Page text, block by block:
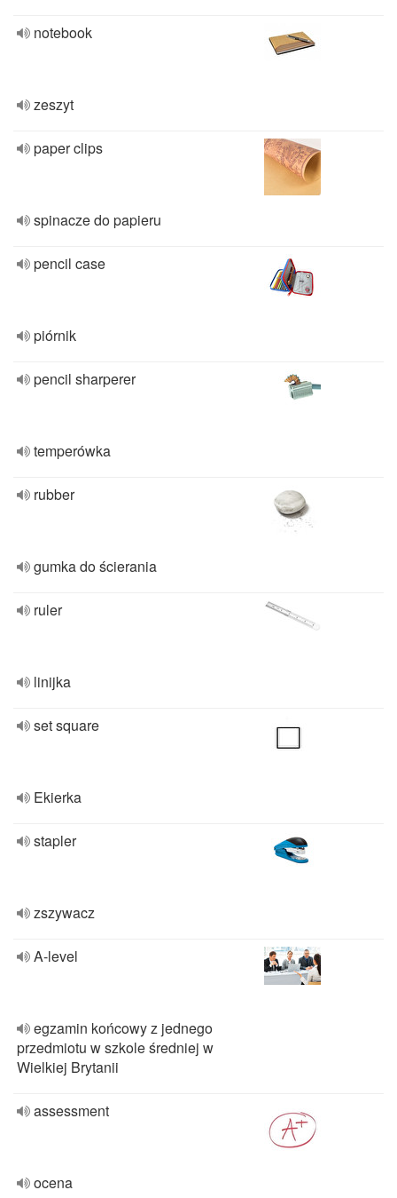
notebook
zeszyt
paper clips
spinacze do papieru
pencil case
piórnik
pencil sharperer
temperówka
rubber
gumka do ścierania
ruler
linijka
set square
Ekierka
stapler
zszywacz
A-level
egzamin końcowy z jednego
przedmiotu w szkole średniej w
Wielkiej Brytanii
assessment
ocena